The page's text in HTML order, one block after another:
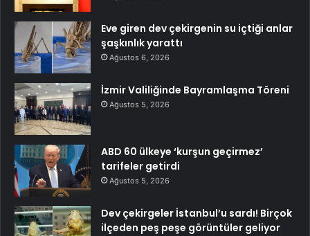
Eve giren dev çekirgenin su içtiği anlar
şaşkınlık yarattı
Ağustos 6, 2026
İzmir Valiliğinde Bayramlaşma Töreni
Ağustos 5, 2026
ABD 60 ülkeye ‘kurşun geçirmez’
tarifeler getirdi
Ağustos 5, 2026
Dev çekirgeler İstanbul’u sardı! Birçok
ilçeden peş peşe görüntüler geliyor